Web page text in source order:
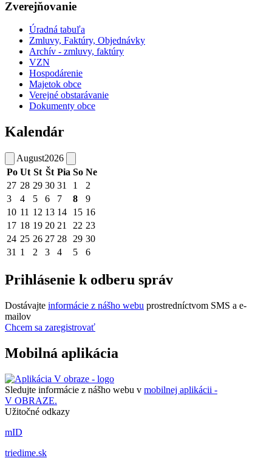
Zverejňovanie
Úradná tabuľa
Zmluvy, Faktúry, Objednávky
Archív - zmluvy, faktúry
VZN
Hospodárenie
Majetok obce
Verejné obstarávanie
Dokumenty obce
Kalendár
August2026
Po Ut St Št Pia So Ne
27 28 29 30 31 1
2
3
4 5 6 7 8
9
10 11 12 13 14 15 16
17 18 19 20 21 22 23
24 25 26 27 28 29 30
31 1 2 3 4 5 6
Prihlásenie k odberu správ
Dostávajte informácie z nášho webu prostredníctvom SMS a e-
mailov
Chcem sa zaregistrovať
Mobilná aplikácia
Sledujte informácie z nášho webu v mobilnej aplikácii -
V OBRAZE.
Užitočné odkazy
mID
triedime.sk